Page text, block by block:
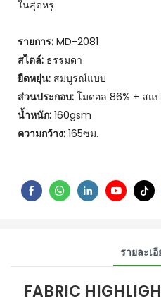
ในสุดหรู
รายการ: MD-2081
สไตล์: ธรรมดา
ยืดหยุ่น: สมบูรณ์แบบ
ส่วนประกอบ: โมดอล 86% + สแ
น้ำหนัก: 160gsm
ความกว้าง: 165ซม.
รายละเ
FABRIC